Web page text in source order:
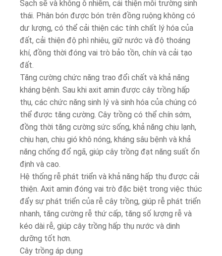
Sạch sẽ và không ô nhiễm, cải thiện môi trường sinh
thái. Phân bón được bón trên đồng ruộng không có
dư lượng, có thể cải thiện các tính chất lý hóa của
đất, cải thiện độ phì nhiêu, giữ nước và độ thoáng
khí, đồng thời đóng vai trò bảo tồn, chín và cải tạo
đất.
Tăng cường chức năng trao đổi chất và khả năng
kháng bệnh. Sau khi axit amin được cây trồng hấp
thụ, các chức năng sinh lý và sinh hóa của chúng có
thể được tăng cường. Cây trồng có thể chín sớm,
đồng thời tăng cường sức sống, khả năng chịu lạnh,
chịu hạn, chịu gió khô nóng, kháng sâu bệnh và khả
năng chống đổ ngã, giúp cây trồng đạt năng suất ổn
định và cao.
Hệ thống rễ phát triển và khả năng hấp thụ được cải
thiện. Axit amin đóng vai trò đặc biệt trong việc thúc
đẩy sự phát triển của rễ cây trồng, giúp rễ phát triển
nhanh, tăng cường rễ thứ cấp, tăng số lượng rễ và
kéo dài rễ, giúp cây trồng hấp thụ nước và dinh
dưỡng tốt hơn.
Cây trồng áp dụng